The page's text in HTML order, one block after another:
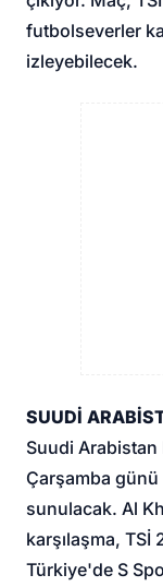
futbolseverler
izleyebilecek.
SUUDİ
Suudi Arabistan
Çarşamba
sunulacak. Al
karşılaşma,
Türkiye'de S